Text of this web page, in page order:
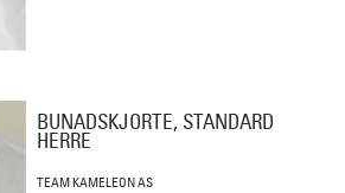
BUNADSKJORTE, STANDARD
HERRE
TEAM KAMELEON AS